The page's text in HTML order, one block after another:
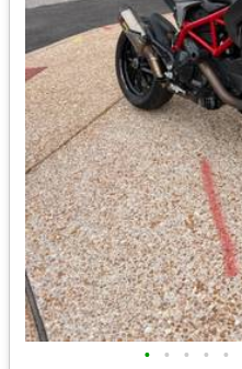
• • • • •